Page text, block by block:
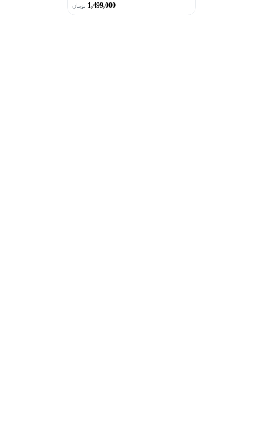
1,499,000 تومان